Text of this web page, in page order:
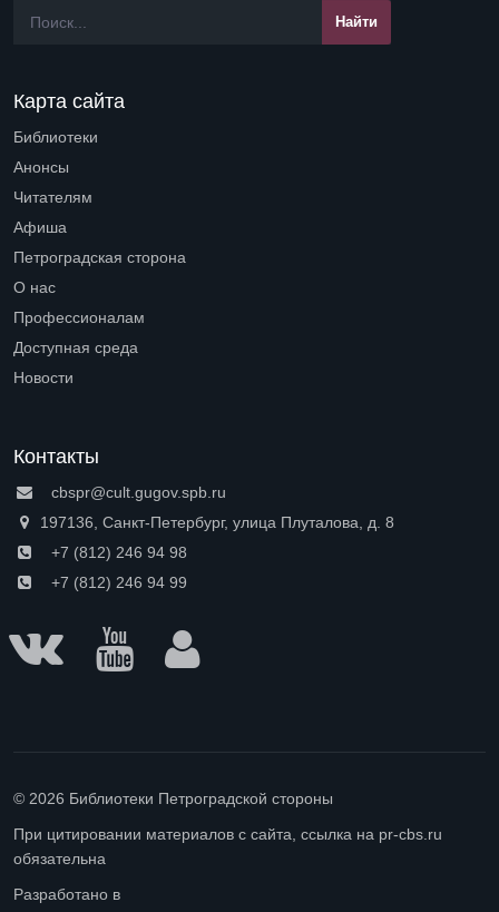
Карта сайта
Библиотеки
Анонсы
Читателям
Афиша
Петроградская сторона
О нас
Профессионалам
Доступная среда
Новости
Контакты
cbspr@cult.gugov.spb.ru
197136, Санкт-Петербург, улица Плуталова, д. 8
+7 (812) 246 94 98
+7 (812) 246 94 99
© 2026 Библиотеки Петроградской стороны
При цитировании материалов с сайта, ссылка на pr-cbs.ru
обязательна
Разработано в